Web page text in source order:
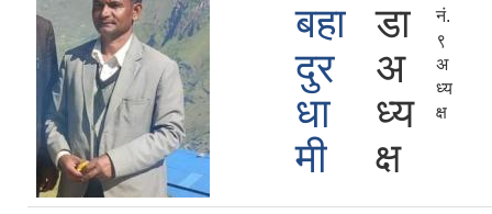
बहा
दुर
धा
मी
डा
अ
ध्य
क्ष
नं.
९
अ
ध्य
क्ष